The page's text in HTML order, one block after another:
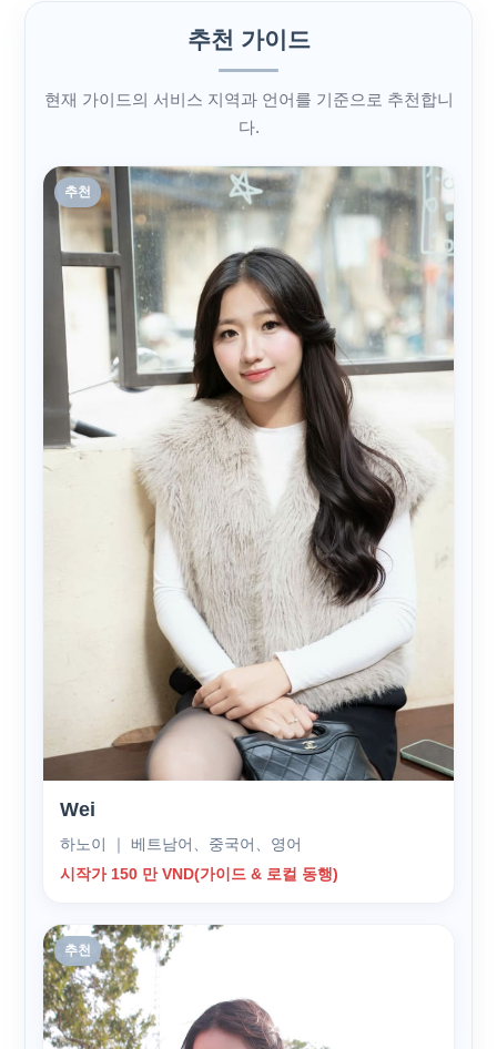
추천 가이드
현재 가이드의 서비스 지역과 언어를 기준으로 추천합니
다.
추천
Wei
하노이 ｜ 베트남어、중국어、영어
시작가 150 만 VND(가이드 & 로컬 동행)
추천